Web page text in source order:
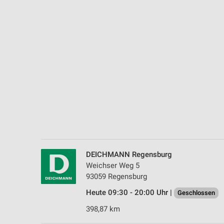
DEICHMANN Regensburg
Weichser Weg 5
93059 Regensburg
Heute 09:30 - 20:00 Uhr |
Geschlossen
398,87 km
Performance